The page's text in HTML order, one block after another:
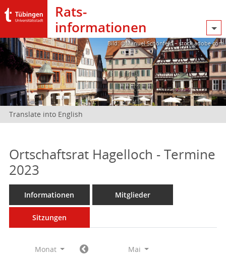
Rats­
informationen
Bild: @Manuel Schönfeld – stock.adobe.com
Translate into English
Ortschaftsrat Hagelloch - Termine
2023
Informationen Mitglieder
Sitzungen
Monat
Mai